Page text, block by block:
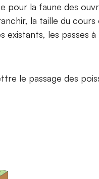
pour la faune des
la taille du cours
les passes
le passage des